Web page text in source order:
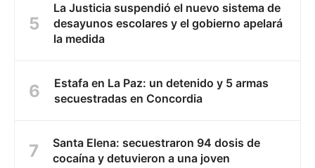
La Justicia suspendió el nuevo sistema de
desayunos escolares y el gobierno apelará
la medida
Estafa en La Paz: un detenido y 5 armas
secuestradas en Concordia
Santa Elena: secuestraron 94 dosis de
cocaína y detuvieron a una joven